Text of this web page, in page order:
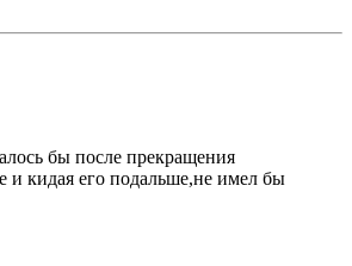
бы после прекращения
и кидая его подальше,не имел бы